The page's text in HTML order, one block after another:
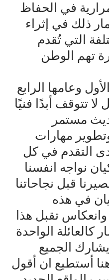
في الحفاظ
ذلك في إثراء
التي تُقدم
تهم الوطن
وعامها الرابع
تتوقف أبدًا فنيًا
مستمر
مهارات
التقدم في كل
نواجه انفسنا
قبل نجاحاتنا
في هذه
تقبل هذا
كالعائلة الواحدة
يشارك الجميع
أستطيع ان أقول